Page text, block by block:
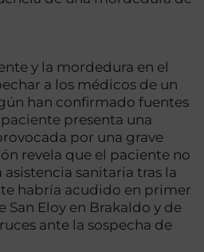
y la mordedura en el
a los médicos de un
han confirmado fuentes
paciente presenta una
por una grave
revela que el paciente no
sanitaria tras la
habría acudido en primer
Eloy en Brakaldo y de
ante la sospecha de